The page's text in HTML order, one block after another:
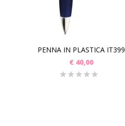
PENNA IN PLASTICA IT399
€40,00